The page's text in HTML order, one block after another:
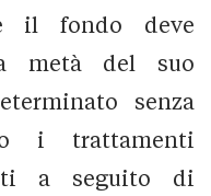
il fondo deve
metà del suo
senza
i trattamenti
a seguito di